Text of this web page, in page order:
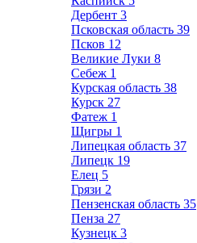
Дербент 3
Псковская область 39
Псков 12
Великие Луки 8
Себеж 1
Курская область 38
Курск 27
Фатеж 1
Щигры 1
Липецкая область 37
Липецк 19
Елец 5
Грязи 2
Пензенская область 35
Пенза 27
Кузнецк 3